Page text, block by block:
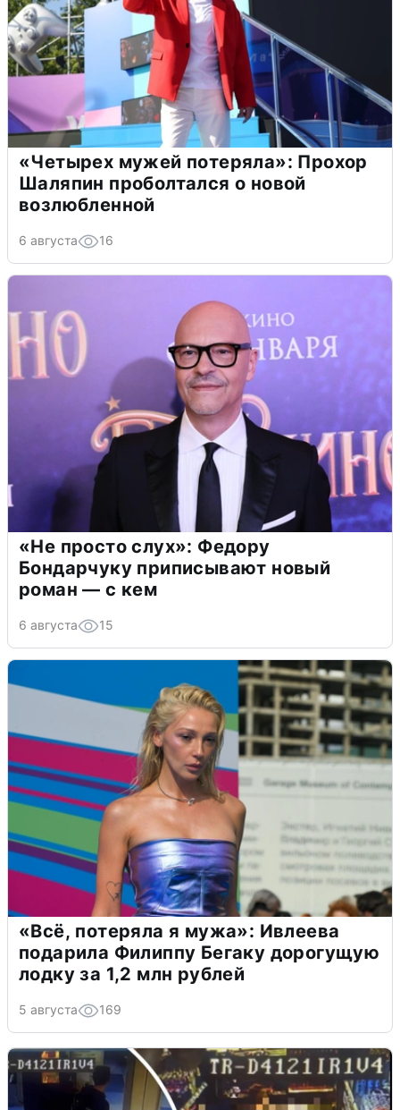
«Четырех мужей потеряла»: Прохор
Шаляпин проболтался о новой
возлюбленной
6 августа 16
«Не просто слух»: Федору
Бондарчуку приписывают новый
роман — с кем
6 августа 15
«Всё, потеряла я мужа»: Ивлеева
подарила Филиппу Бегаку дорогущую
лодку за 1,2 млн рублей
5 августа 169